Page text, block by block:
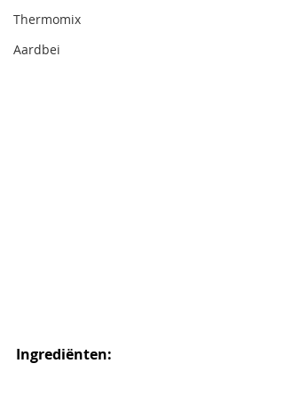
Thermomix
Aardbei
Ingrediënten: